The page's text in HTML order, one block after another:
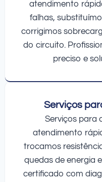
atendimento
falhas,
corrigimos
do circuito.
preciso e
Serviços
Serviços para
atendimento
trocamos
quedas de energia
certificado com